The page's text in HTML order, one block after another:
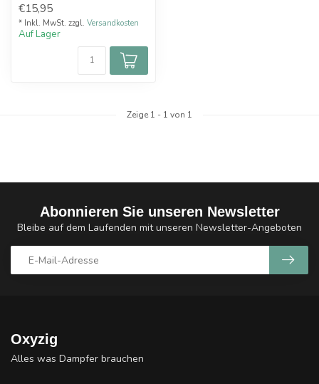
Dochtloch - Quad
...
€15,95
* Inkl. MwSt. zzgl. Versandkosten
Auf Lager
Zeige 1 - 1 von 1
Abonnieren Sie unseren Newsletter
Bleibe auf dem Laufenden mit unseren Newsletter-Angeboten
Oxyzig
Alles was Dampfer brauchen